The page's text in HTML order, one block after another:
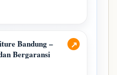
↗
Bandung –
Bergaransi